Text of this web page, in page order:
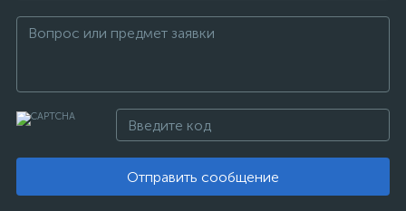
Отправить сообщение